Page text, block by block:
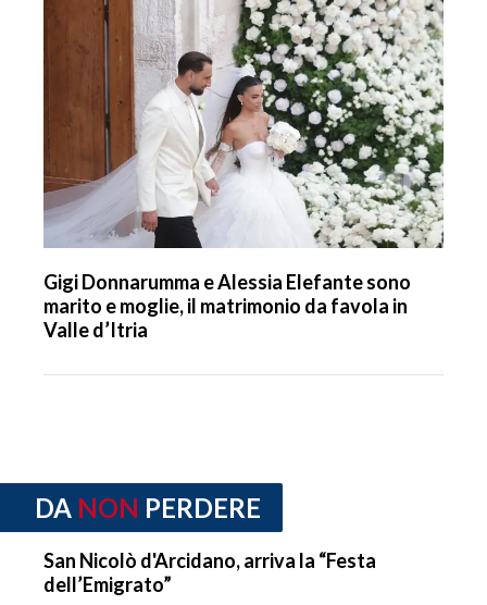
Gigi Donnarumma e Alessia Elefante sono
marito e moglie, il matrimonio da favola in
Valle d’Itria
DA NON PERDERE
San Nicolò d'Arcidano, arriva la “Festa
dell’Emigrato”